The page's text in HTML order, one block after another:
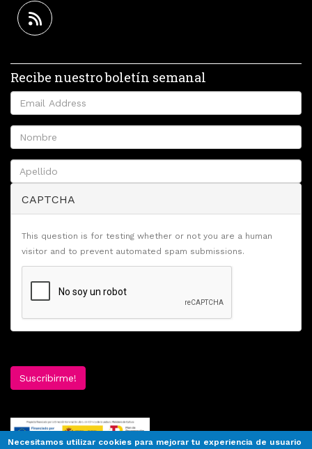
Recibe nuestro boletín semanal
CAPTCHA
This question is for testing whether or not you are a human
visitor and to prevent automated spam submissions.
Suscribirme!
Necesitamos utilizar cookies para mejorar tu experiencia de usuario